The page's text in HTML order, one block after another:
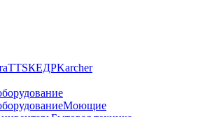
TTSКЕДРKarcher
Моющие